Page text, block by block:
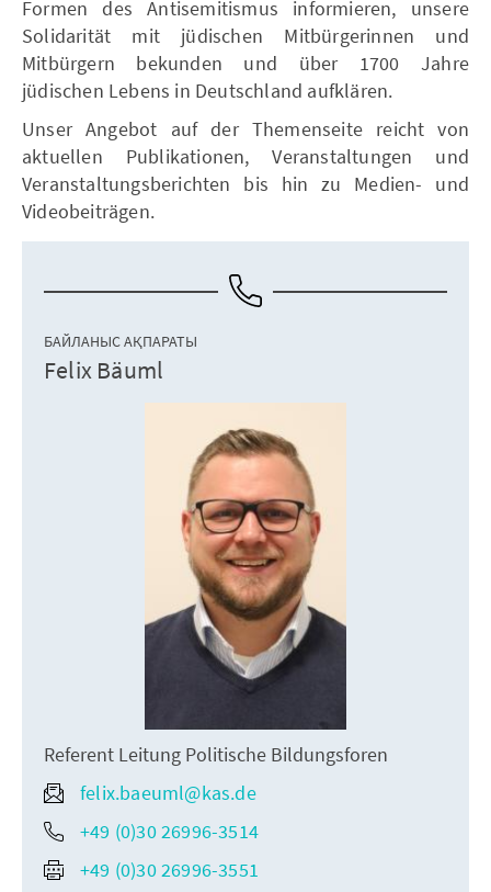
Formen des Antisemitismus informieren, unsere
Solidarität mit jüdischen Mitbürgerinnen und
Mitbürgern bekunden und über 1700 Jahre
jüdischen Lebens in Deutschland aufklären.
Unser Angebot auf der Themenseite reicht von
aktuellen Publikationen, Veranstaltungen und
Veranstaltungsberichten bis hin zu Medien- und
Videobeiträgen.
БАЙЛАНЫС АҚПАРАТЫ
Felix Bäuml
Referent Leitung Politische Bildungsforen
felix.baeuml@kas.de
+49 (0)30 26996-3514
+49 (0)30 26996-3551